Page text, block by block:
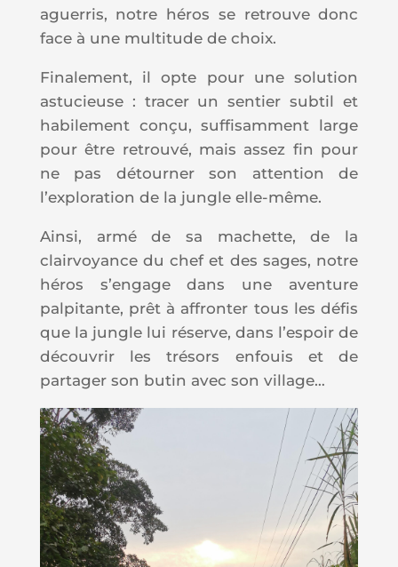
aguerris, notre héros se retrouve donc
face à une multitude de choix.
Finalement, il opte pour une solution
astucieuse : tracer un sentier subtil et
habilement conçu, suffisamment large
pour être retrouvé, mais assez fin pour
ne pas détourner son attention de
l’exploration de la jungle elle-même.
Ainsi, armé de sa machette, de la
clairvoyance du chef et des sages, notre
héros s’engage dans une aventure
palpitante, prêt à affronter tous les défis
que la jungle lui réserve, dans l’espoir de
découvrir les trésors enfouis et de
partager son butin avec son village…